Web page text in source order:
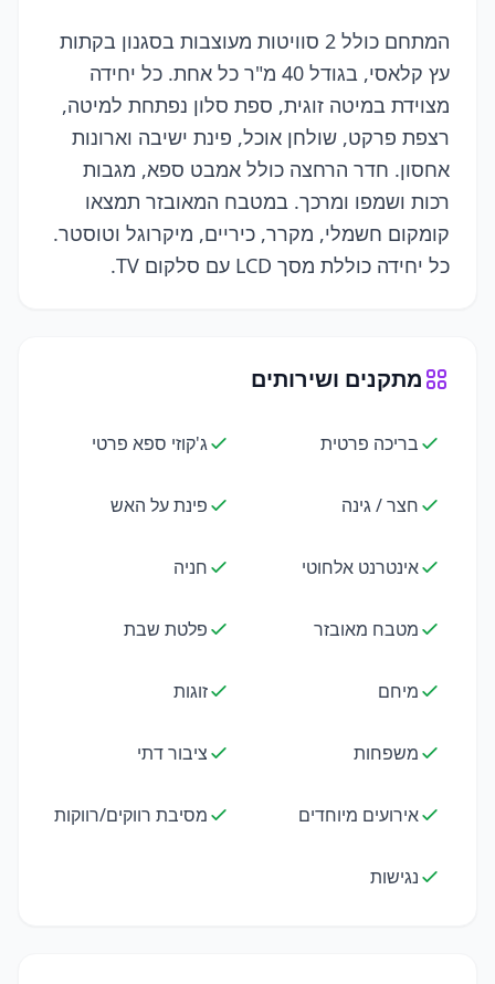
המתחם כולל 2 סוויטות מעוצבות בסגנון בקתות
עץ קלאסי, בגודל 40 מ"ר כל אחת. כל יחידה
מצוידת במיטה זוגית, ספת סלון נפתחת למיטה,
רצפת פרקט, שולחן אוכל, פינת ישיבה וארונות
אחסון. חדר הרחצה כולל אמבט ספא, מגבות
רכות ושמפו ומרכך. במטבח המאובזר תמצאו
קומקום חשמלי, מקרר, כיריים, מיקרוגל וטוסטר.
כל יחידה כוללת מסך LCD עם סלקום TV.
מתקנים ושירותים
בריכה פרטית ג'קוזי ספא פרטי
חצר / גינה פינת על האש
אינטרנט אלחוטי חניה
מטבח מאובזר פלטת שבת
מיחם זוגות
משפחות ציבור דתי
אירועים מיוחדים מסיבת רווקים/רווקות
נגישות